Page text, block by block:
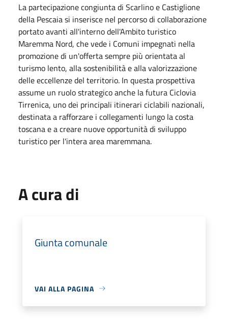
La partecipazione congiunta di Scarlino e Castiglione
della Pescaia si inserisce nel percorso di collaborazione
portato avanti all'interno dell'Ambito turistico
Maremma Nord, che vede i Comuni impegnati nella
promozione di un'offerta sempre più orientata al
turismo lento, alla sostenibilità e alla valorizzazione
delle eccellenze del territorio. In questa prospettiva
assume un ruolo strategico anche la futura Ciclovia
Tirrenica, uno dei principali itinerari ciclabili nazionali,
destinata a rafforzare i collegamenti lungo la costa
toscana e a creare nuove opportunità di sviluppo
turistico per l'intera area maremmana.
A cura di
Giunta comunale
VAI ALLA PAGINA